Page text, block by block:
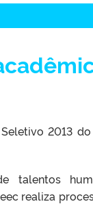
2013
talentos
realiza